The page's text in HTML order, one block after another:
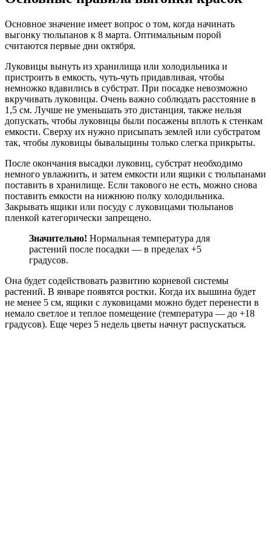
Основное значение имеет вопрос о том, когда начинать
выгонку тюльпанов к 8 марта. Оптимальным порой
считаются первые дни октября.
Луковицы вынуть из хранилища или холодильника и
пристроить в емкость, чуть-чуть придавливая, чтобы
немножко вдавились в субстрат. При посадке невозможно
вкручивать луковицы. Очень важно соблюдать расстояние в
1,5 см. Лучше не уменьшать это дистанция, также нельзя
допускать, чтобы луковицы были посажены вплоть к стенкам
емкости. Сверху их нужно присыпать землей или субстратом
так, чтобы луковицы бывальщины только слегка прикрыты.
После окончания высадки луковиц, субстрат необходимо
немного увлажнить, и затем емкости или ящики с тюльпанами
поставить в хранилище. Если такового не есть, можно снова
поставить емкости на нижнюю полку холодильника.
Закрывать ящики или посуду с луковицами тюльпанов
пленкой категорически запрещено.
Значительно! Нормальная температура для
растений после посадки — в пределах +5
градусов.
Она будет содействовать развитию корневой системы
растений. В январе появятся ростки. Когда их вышина будет
не менее 5 см, ящики с луковицами можно будет перенести в
немало светлое и теплое помещение (температура — до +18
градусов). Еще через 5 недель цветы начнут распускаться.